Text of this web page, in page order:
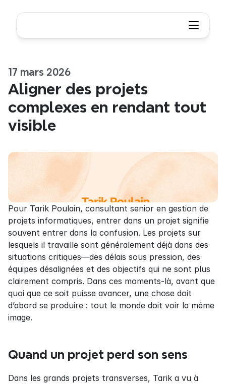
17 mars 2026
Aligner des projets
complexes en rendant tout
visible
Pour Tarik Poulain, consultant senior en gestion de
projets informatiques, entrer dans un projet signifie
souvent entrer dans la confusion. Les projets sur
lesquels il travaille sont généralement déjà dans des
situations critiques—des délais sous pression, des
équipes désalignées et des objectifs qui ne sont plus
clairement compris. Dans ces moments-là, avant que
quoi que ce soit puisse avancer, une chose doit
d’abord se produire : tout le monde doit voir la même
image.
Quand un projet perd son sens
Dans les grands projets transverses, Tarik a vu à